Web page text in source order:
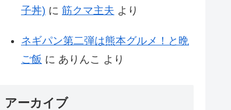
子丼) に 筋クマ主夫 より
ネギパン第二弾は熊本グルメ！と晩
ご飯 に ありんこ より
アーカイブ